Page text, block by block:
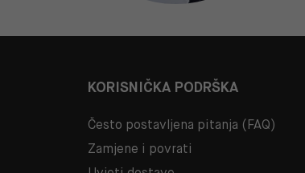
KORISNIČKA PODRŠKA
Često postavljena pitanja (FAQ)
Zamjene i povrati